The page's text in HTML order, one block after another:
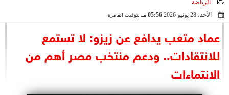
السياسة
الرئاسة
البرلمان
الوزارات
الرياضة
الأحد، 28 يونيو 2026
05:56 مـ بتوقيت القاهرة
عماد متعب يدافع عن زيزو: لا تستمع
للانتقادات.. ودعم منتخب مصر أهم من
الانتماءات